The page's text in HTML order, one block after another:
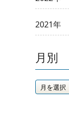
2021年
月別